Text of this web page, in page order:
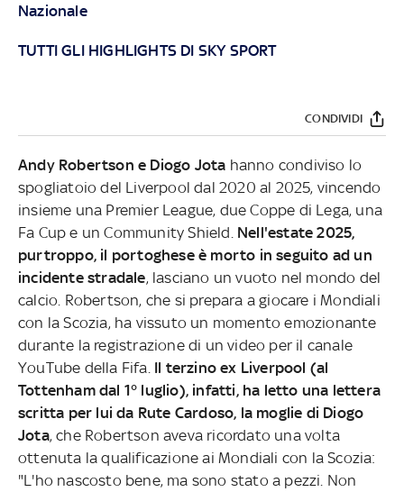
Nazionale
TUTTI GLI HIGHLIGHTS DI SKY SPORT
CONDIVIDI
Andy Robertson e Diogo Jota hanno condiviso lo
spogliatoio del Liverpool dal 2020 al 2025, vincendo
insieme una Premier League, due Coppe di Lega, una
Fa Cup e un Community Shield. Nell'estate 2025,
purtroppo, il portoghese è morto in seguito ad un
incidente stradale, lasciano un vuoto nel mondo del
calcio. Robertson, che si prepara a giocare i Mondiali
con la Scozia, ha vissuto un momento emozionante
durante la registrazione di un video per il canale
YouTube della Fifa. Il terzino ex Liverpool (al
Tottenham dal 1° luglio), infatti, ha letto una lettera
scritta per lui da Rute Cardoso, la moglie di Diogo
Jota, che Robertson aveva ricordato una volta
ottenuta la qualificazione ai Mondiali con la Scozia:
"L'ho nascosto bene, ma sono stato a pezzi. Non